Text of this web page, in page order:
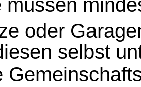
müssen
oder
selbst